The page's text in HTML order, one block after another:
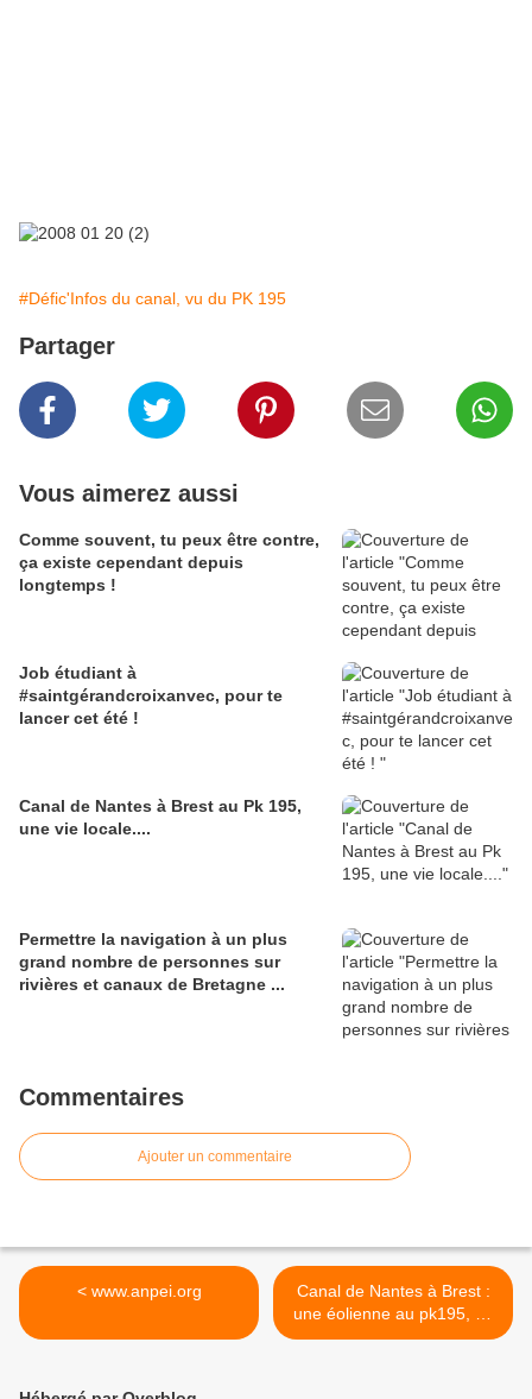
#Défic'Infos du canal, vu du PK 195
Partager
Vous aimerez aussi
Comme souvent, tu peux être contre,
ça existe cependant depuis
longtemps !
Job étudiant à
#saintgérandcroixanvec, pour te
lancer cet été !
Canal de Nantes à Brest au Pk 195,
une vie locale....
Permettre la navigation à un plus
grand nombre de personnes sur
rivières et canaux de Bretagne ...
Commentaires
Ajouter un commentaire
< www.anpei.org
Canal de Nantes à Brest :
une éolienne au pk195, un
état d'esprit aussi ! >